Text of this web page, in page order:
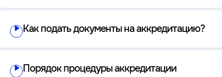
Как подать документы на аккредитацию?
Порядок процедуры аккредитации